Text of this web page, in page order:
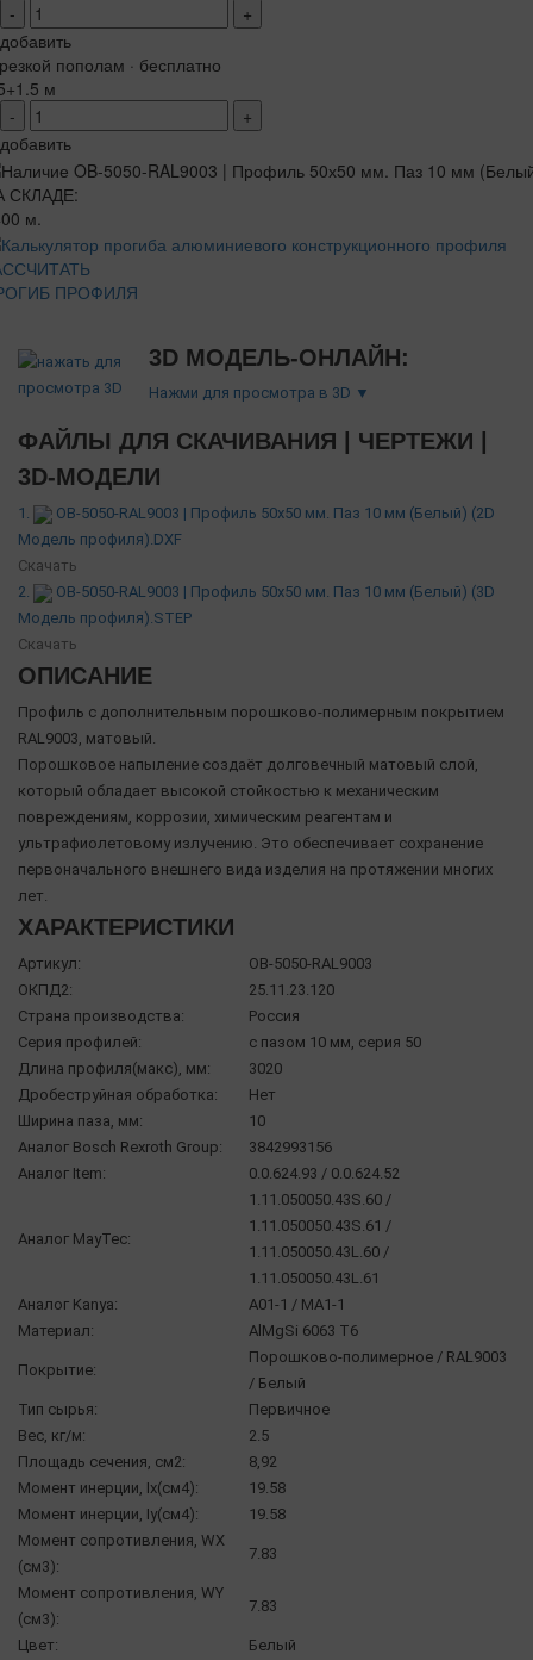
-
+
добавить
пополам · бесплатно
м
-
+
добавить
СКЛАДЕ:
м.
ПРОФИЛЯ
3D МОДЕЛЬ-ОНЛАЙН:
Нажми для просмотра в 3D ▼
ФАЙЛЫ ДЛЯ СКАЧИВАНИЯ | ЧЕРТЕЖИ |
3D-МОДЕЛИ
1.
OB-5050-RAL9003 | Профиль 50х50 мм. Паз 10 мм (Белый) (2D
Модель профиля).DXF
Скачать
2.
OB-5050-RAL9003 | Профиль 50х50 мм. Паз 10 мм (Белый) (3D
Модель профиля).STEP
Скачать
ОПИСАНИЕ
Профиль с дополнительным порошково-полимерным покрытием
RAL9003, матовый.
Порошковое напыление создаёт долговечный матовый слой,
который обладает высокой стойкостью к механическим
повреждениям, коррозии, химическим реагентам и
ультрафиолетовому излучению. Это обеспечивает сохранение
первоначального внешнего вида изделия на протяжении многих
лет.
ХАРАКТЕРИСТИКИ
Артикул:
OB-5050-RAL9003
ОКПД2:
25.11.23.120
Страна производства:
Россия
Серия профилей:
с пазом 10 мм, серия 50
Длина профиля(макс), мм:
3020
Дробеструйная обработка:
Нет
Ширина паза, мм:
10
Аналог Bosch Rexroth Group:
3842993156
Аналог Item:
0.0.624.93 / 0.0.624.52
Аналог MayTec:
1.11.050050.43S.60 /
1.11.050050.43S.61 /
1.11.050050.43L.60 /
1.11.050050.43L.61
Аналог Kanya:
A01-1 / MA1-1
Материал:
AlMgSi 6063 Т6
Покрытие:
Порошково-полимерное / RAL9003
/ Белый
Тип сырья:
Первичное
Вес, кг/м:
2.5
Площадь сечения, см2:
8,92
Момент инерции, Ix(см4):
19.58
Момент инерции, Iy(см4):
19.58
Момент сопротивления, WX
(см3):
7.83
Момент сопротивления, WY
(см3):
7.83
Цвет:
Белый